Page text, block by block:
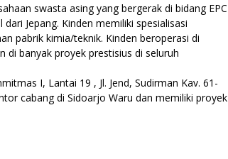
swasta asing yang bergerak di bidang EPC
dari Jepang. Kinden memiliki spesialisasi
pabrik kimia/teknik. Kinden beroperasi di
di banyak proyek prestisius di seluruh
I, Lantai 19 , Jl. Jend, Sudirman Kav. 61-
cabang di Sidoarjo Waru dan memiliki proyek